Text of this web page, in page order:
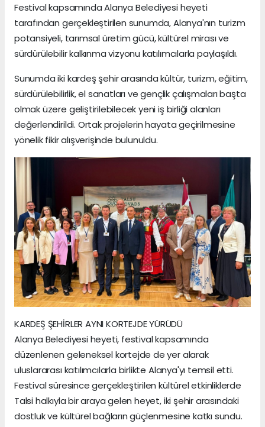
Festival kapsamında Alanya Belediyesi heyeti
tarafından gerçekleştirilen sunumda, Alanya'nın turizm
potansiyeli, tarımsal üretim gücü, kültürel mirası ve
sürdürülebilir kalkınma vizyonu katılımcılarla paylaşıldı.
Sunumda iki kardeş şehir arasında kültür, turizm, eğitim,
sürdürülebilirlik, el sanatları ve gençlik çalışmaları başta
olmak üzere geliştirilebilecek yeni iş birliği alanları
değerlendirildi. Ortak projelerin hayata geçirilmesine
yönelik fikir alışverişinde bulunuldu.
KARDEŞ ŞEHİRLER AYNI KORTEJDE YÜRÜDÜ
Alanya Belediyesi heyeti, festival kapsamında
düzenlenen geleneksel kortejde de yer alarak
uluslararası katılımcılarla birlikte Alanya'yı temsil etti.
Festival süresince gerçekleştirilen kültürel etkinliklerde
Talsi halkıyla bir araya gelen heyet, iki şehir arasındaki
dostluk ve kültürel bağların güçlenmesine katkı sundu.